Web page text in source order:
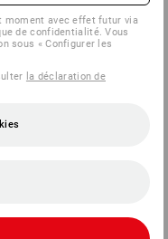
moment avec effet futur via
de confidentialité. Vous
sous « Configurer les
la déclaration de